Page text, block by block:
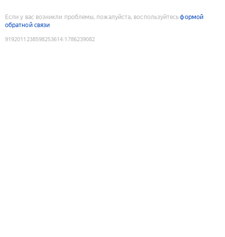
Если у вас возникли проблемы, пожалуйста, воспользуйтесьформой
обратной связи
9192011238598253614:1786239082